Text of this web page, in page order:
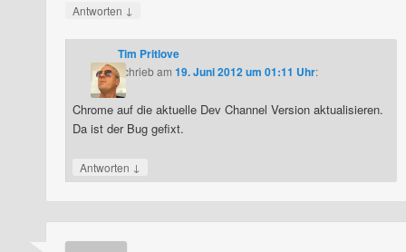
Antworten ↓
Tim Pritlove
schriebam 19. Juni 2012 um 01:11 Uhr:
Chrome auf die aktuelle Dev Channel Version aktualisieren.
Da ist der Bug gefixt.
Antworten ↓